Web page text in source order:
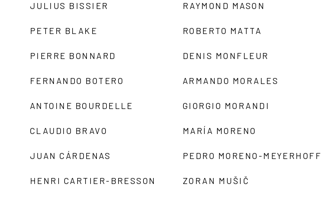
JULIUS BISSIER
PETER BLAKE
PIERRE BONNARD
FERNANDO BOTERO
ANTOINE BOURDELLE
CLAUDIO BRAVO
JUAN CÁRDENAS
HENRI CARTIER-BRESSON
RAYMOND MASON
ROBERTO MATTA
DENIS MONFLEUR
ARMANDO MORALES
GIORGIO MORANDI
MARÍA MORENO
PEDRO MORENO-MEYERHOFF
ZORAN MUŠIČ